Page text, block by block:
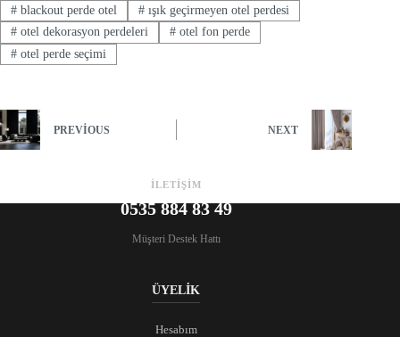
#blackout perde otel #ışık geçirmeyen otel perdesi
#otel dekorasyon perdeleri #otel fon perde
#otel perde seçimi
PREVIOUS NEXT
İLETİŞİM
0535 884 83 49
Müşteri Destek Hattı
ÜYELİK
Hesabım